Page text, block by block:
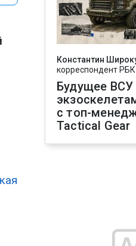
Константин
корреспондент
Будущее ВСУ
с топ-
Tactical Gear